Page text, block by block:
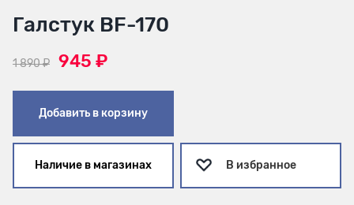
Галстук BF-170
1 890 ₽ 945 ₽
Добавить в корзину
Наличие в магазинах В избранное